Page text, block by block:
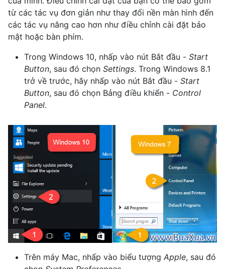
từ các tác vụ đơn giản như thay đổi nền màn hình đến
các tác vụ nâng cao hơn như điều chỉnh cài đặt bảo
mật hoặc bàn phím.
Trong Windows 10, nhấp vào nút Bắt đầu - Start
Button, sau đó chọn Settings. Trong Windows 8.1
trở về trước, hãy nhấp vào nút Bắt đầu - Start
Button, sau đó chọn Bảng điều khiển - Control
Panel.
Trên máy Mac, nhấp vào biểu tượng Apple, sau đó